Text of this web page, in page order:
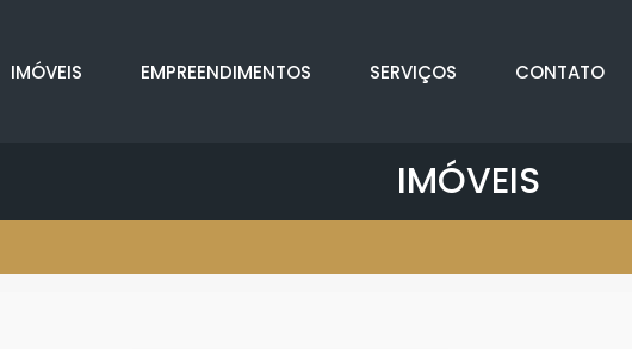
IMÓVEIS EMPREENDIMENTOS SERVIÇOS CONTATO
IMÓVEIS